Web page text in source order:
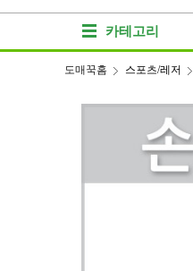
카테고리
도매꾹홈 스포츠/레저